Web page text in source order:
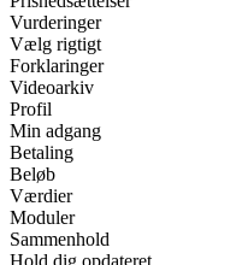
Vurderinger
Vælg rigtigt
Forklaringer
Videoarkiv
Profil
Min adgang
Betaling
Beløb
Værdier
Moduler
Sammenhold
Hold dig opdateret